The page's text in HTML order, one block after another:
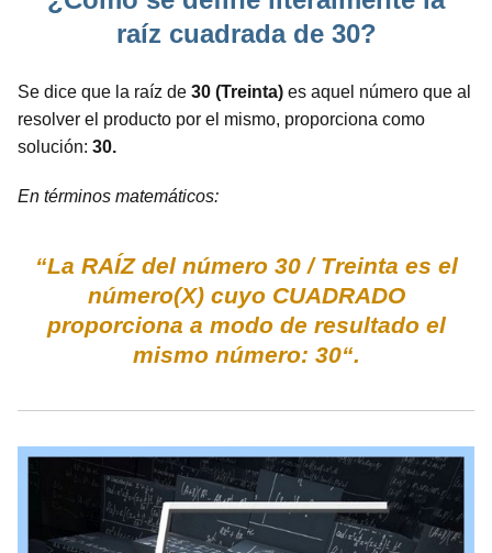
raíz cuadrada de 30?
Se dice que la raíz de 30 (Treinta) es aquel número que al
resolver el producto por el mismo, proporciona como
solución: 30.
En términos matemáticos:
“La RAÍZ del número 30 / Treinta es el
número(X) cuyo CUADRADO
proporciona a modo de resultado el
mismo número: 30“.